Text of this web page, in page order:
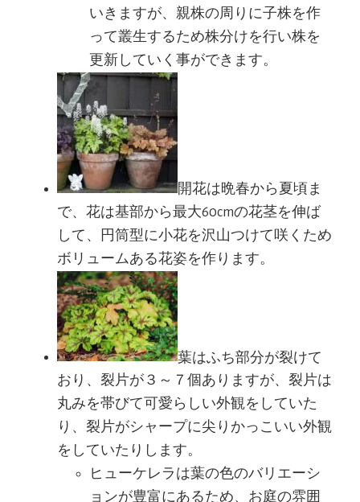
いきますが、親株の周りに子株を作
って叢生するため株分けを行い株を
更新していく事ができます。
開花は晩春から夏頃ま
で、花は基部から最大60cmの花茎を伸ば
して、円筒型に小花を沢山つけて咲くため
ボリュームある花姿を作ります。
葉はふち部分が裂けて
おり、裂片が３～７個ありますが、裂片は
丸みを帯びて可愛らしい外観をしていた
り、裂片がシャープに尖りかっこいい外観
をしていたりします。
ヒューケレラは葉の色のバリエーシ
ョンが豊富にあるため、お庭の雰囲